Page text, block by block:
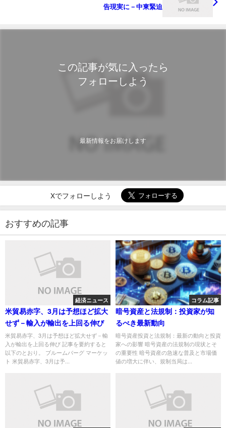
告現実に－中東緊迫
この記事が気に入ったら
フォローしよう
最新情報をお届けします
Xでフォローしよう
おすすめの記事
経済ニュース
米貿易赤字、3月は予想ほど拡大
せず－輸入が輸出を上回る伸び
米貿易赤字、3月は予想ほど拡大せず－輸
入が輸出を上回る伸び 記事を要約すると
以下のとおり。 ブルームバーグ マーケッ
ト 米貿易赤字、3月は予...
コラム記事
暗号資産と法規制：投資家が知
るべき最新動向
暗号資産投資と法規制：最新の動向と投資
家への影響 暗号資産の法規制の現状とそ
の重要性 暗号資産の急速な普及と市場価
値の増大に伴い、規制当局は...